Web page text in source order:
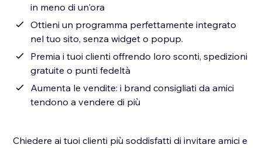
in meno di un'ora
Ottieni un programma perfettamente integrato
nel tuo sito, senza widget o popup.
Premia i tuoi clienti offrendo loro sconti, spedizioni
gratuite o punti fedeltà
Aumenta le vendite: i brand consigliati da amici
tendono a vendere di più
Chiedere ai tuoi clienti più soddisfatti di invitare amici e